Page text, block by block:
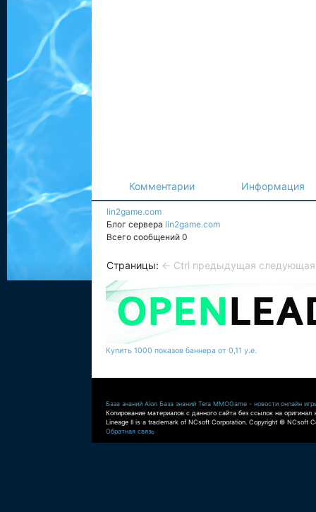
Комментарии Информация
lin2game.com
Блог сервера lin2game.com
Всего сообщений 0
Страницы: ← Ctrl предыдущая
Купить 1000 показов баннера от 0,11 у.е.
База знаний Aion База знаний Tera MMOGame - новости онлайн
Копирование материалов с данного сайта без ссылок на оригинал
Lineage II is a trademark of NCsoft Corporation. Copyright © NCsoft
Обратная связь